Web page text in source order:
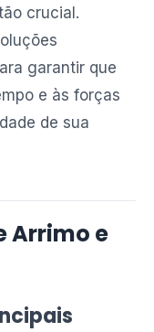
crucial.
garantir que
e às forças
de sua
Arrimo e